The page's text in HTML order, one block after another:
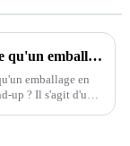
Qu'est-ce qu'un emballage en sachet stand-up ?
emballage en
up ? Il s'agit d'une